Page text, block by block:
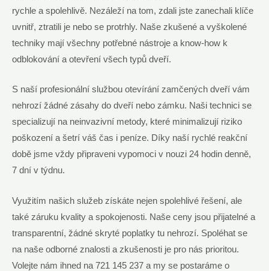
rychle a spolehlivě. Nezáleží na tom, zdali jste zanechali klíče
uvnitř, ztratili je nebo se protrhly. Naše zkušené a vyškolené
techniky mají všechny potřebné nástroje a know-how k
odblokování a otevření všech typů dveří.
S naší profesionální službou otevírání zamčených dveří vám
nehrozí žádné zásahy do dveří nebo zámku. Naši technici se
specializují na neinvazivní metody, které minimalizují riziko
poškození a šetrí váš čas i peníze. Díky naší rychlé reakční
době jsme vždy připraveni vypomoci v nouzi 24 hodin denně,
7 dní v týdnu.
Využitím našich služeb získáte nejen spolehlivé řešení, ale
také záruku kvality a spokojenosti. Naše ceny jsou přijatelné a
transparentní, žádné skryté poplatky tu nehrozí. Spoléhat se
na naše odborné znalosti a zkušenosti je pro nás prioritou.
Volejte nám ihned na 721 145 237 a my se postaráme o